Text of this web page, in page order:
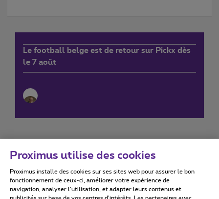
Le football belge est de retour sur Pickx dès
le 7 août
Conditions d'utilisation Accessibility statement
Proximus utilise des cookies
Proximus installe des cookies sur ses sites web pour assurer le bon
fonctionnement de ceux-ci, améliorer votre expérience de
navigation, analyser l’utilisation, et adapter leurs contenus et